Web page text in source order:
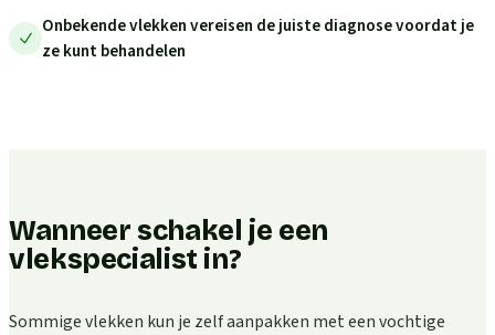
Onbekende vlekken vereisen de juiste diagnose voordat je
ze kunt behandelen
Wanneer schakel je een
vlekspecialist in?
Sommige vlekken kun je zelf aanpakken met een vochtige